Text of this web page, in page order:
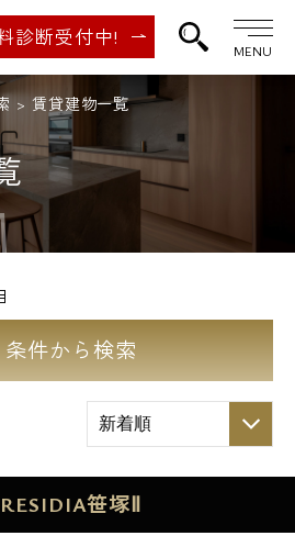
診断受付中!
MENU
賃貸建物一覧
条件から検索
笹塚Ⅱ